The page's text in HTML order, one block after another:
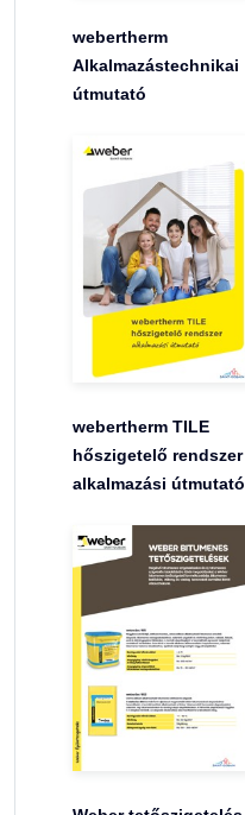
webertherm
Alkalmazástechnikai
útmutató
webertherm TILE
hőszigetelő rendszer
alkalmazási útmutató